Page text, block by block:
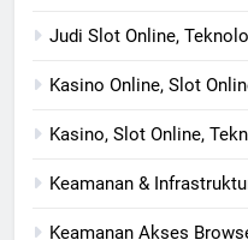
Judi Slot Online,
Kasino Online, Slot
Kasino, Slot Online,
Keamanan &
Keamanan Akses